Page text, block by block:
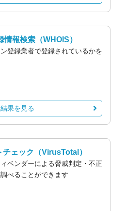
情報検索 （WHOIS）
登録業者で登録されているかを
結果を見る
チェック （VirusTotal）
ベンダーによる脅威判定・不正
べることができます